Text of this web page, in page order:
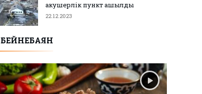
акушерлік пункт ашылды
22.12.2023
БЕЙНЕБАЯН